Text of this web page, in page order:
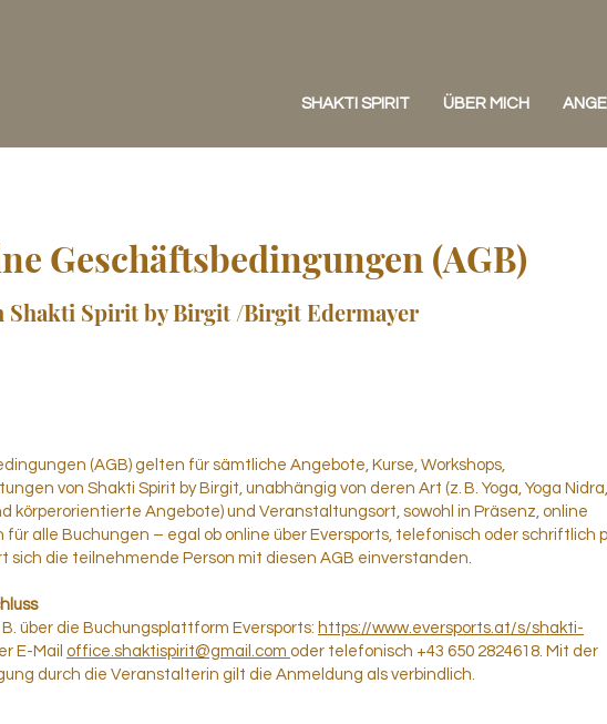
SHAKTI SPIRIT ÜBER MICH
Geschäftsbedingungen (AGB)
Shakti Spirit by Birgit /Birgit Edermayer
(AGB) gelten für sämtliche Angebote, Kurse, Workshops,
von Shakti Spirit by Birgit, unabhängig von deren Art (z. B. Yoga, Yoga Nidra,
körperorientierte Angebote) und Veranstaltungsort, sowohl in Präsenz, online
für alle Buchungen – egal ob online über Eversports, telefonisch oder schriftlich
sich die teilnehmende Person mit diesen AGB einverstanden.
über die Buchungsplattform Eversports: https://www.eversports.at/s/shakti-
E-Mail office.shaktispirit@gmail.com oder telefonisch +43 650 2824618. Mit der
durch die Veranstalterin gilt die Anmeldung als verbindlich.